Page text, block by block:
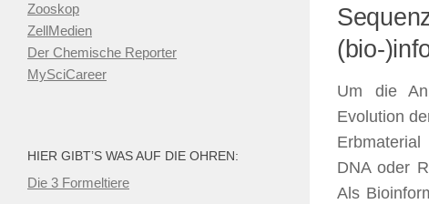
(bio-
Um die
Evolution
DNA oder
Als
Zooskop
ZellMedien
Der Chemische Reporter
MySciCareer
HIER GIBT’S WAS AUF DIE OHREN:
Die 3 Formeltiere